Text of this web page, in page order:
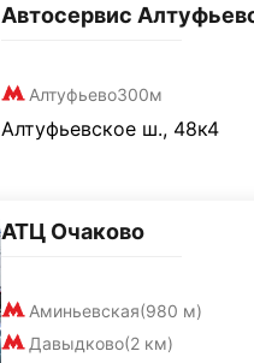
Автосервис
Алтуфьево300м
Алтуфьевское ш., 48к4
АТЦ Очаково
Аминьевская(980 м)
Давыдково(2 км)